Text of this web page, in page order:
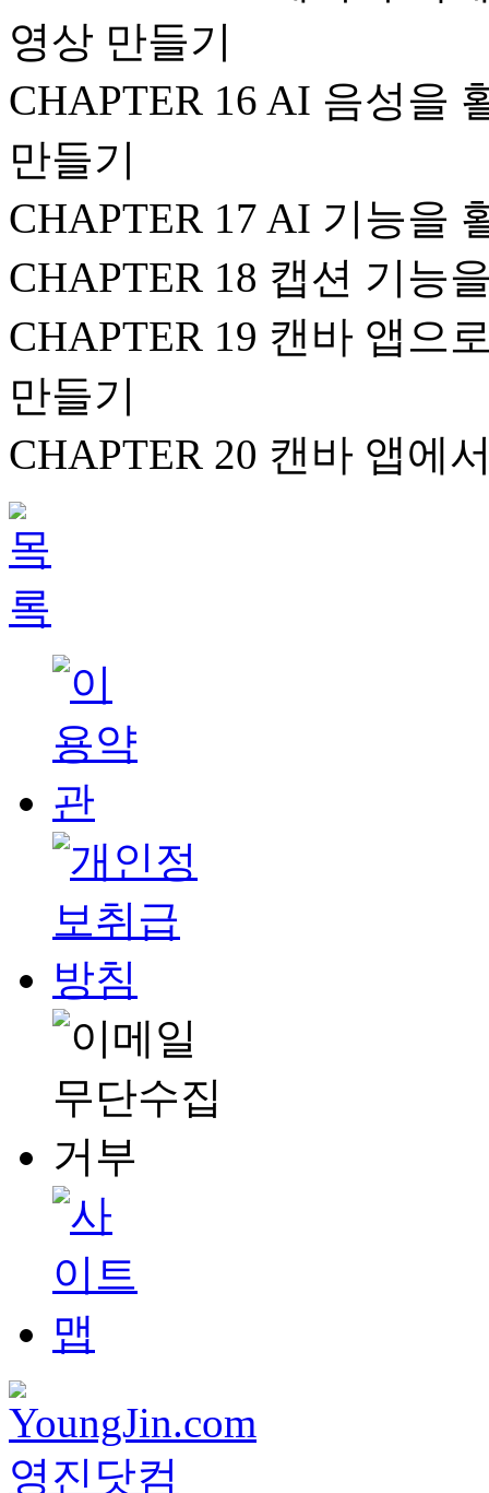
영상 만들기
CHAPTER 16 AI 음성을
만들기
CHAPTER 17 AI 기능을
CHAPTER 18 캡션 기능
CHAPTER 19 캔바 앱으
만들기
CHAPTER 20 캔바 앱에